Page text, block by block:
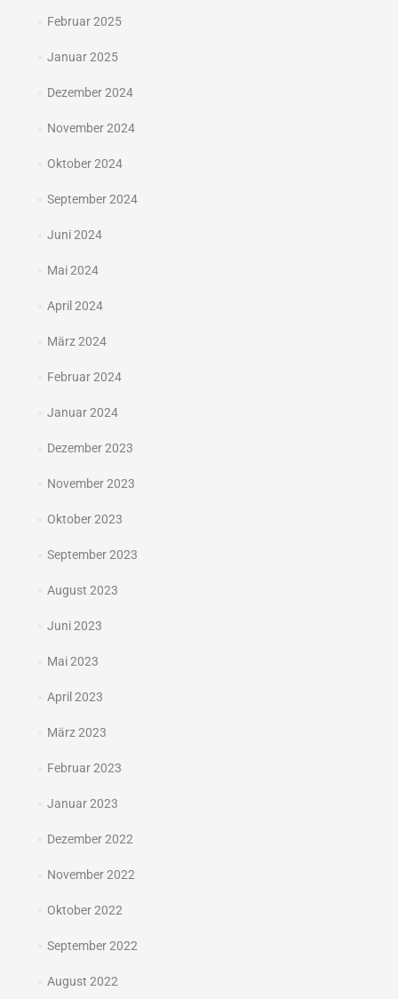
Februar 2025
Januar 2025
Dezember 2024
November 2024
Oktober 2024
September 2024
Juni 2024
Mai 2024
April 2024
März 2024
Februar 2024
Januar 2024
Dezember 2023
November 2023
Oktober 2023
September 2023
August 2023
Juni 2023
Mai 2023
April 2023
März 2023
Februar 2023
Januar 2023
Dezember 2022
November 2022
Oktober 2022
September 2022
August 2022